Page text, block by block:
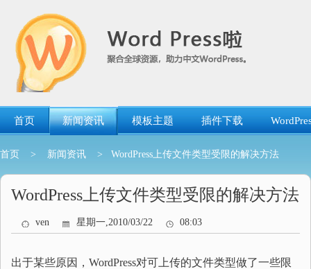
首页 新闻资讯 模板主题 插件下载
首页 > 新闻资讯 > WordPress上传文件类型受限的解决方法
WordPress上传文件类型受限的解决方法
ven 星期一,2010/03/22 08:03
出于某些原因，WordPress对可上传的文件类型做了一些限